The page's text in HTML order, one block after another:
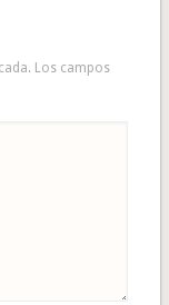
Los campos